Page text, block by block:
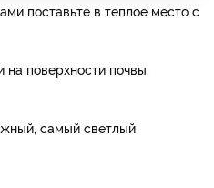
поставьте в теплое место с
на поверхности почвы,
самый светлый